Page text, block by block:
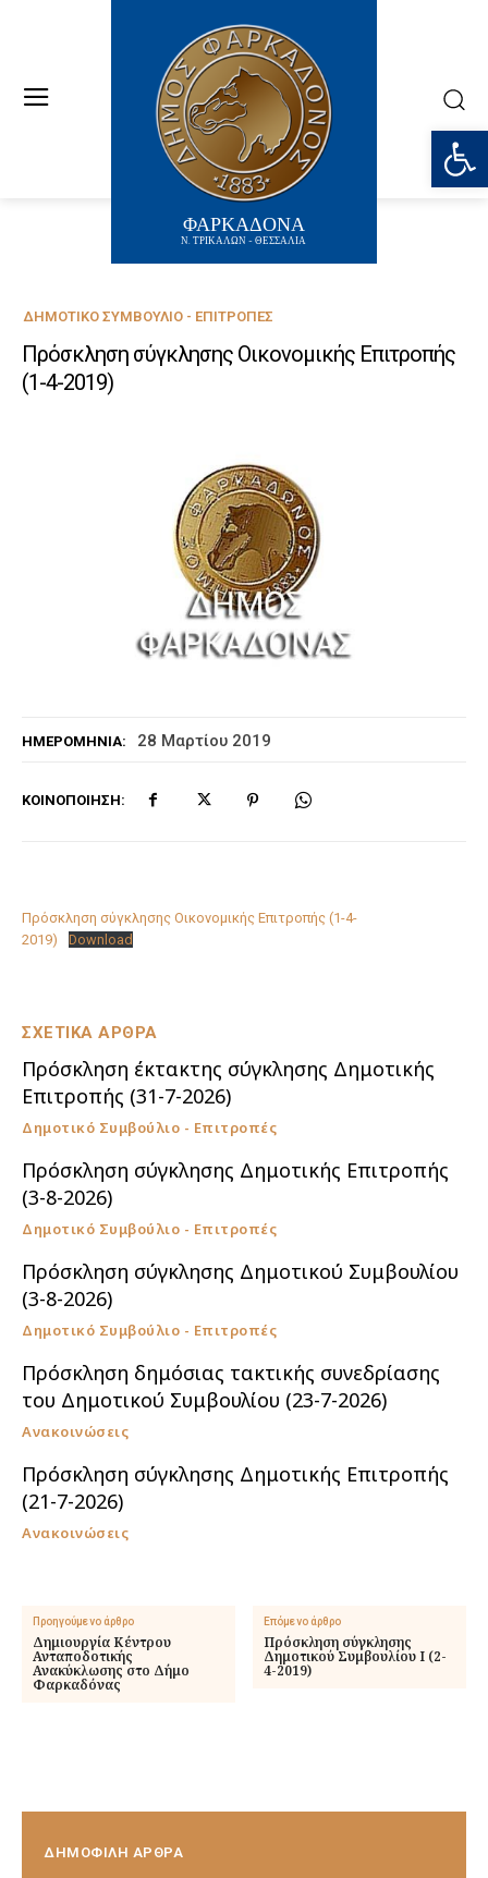
ΦΑΡΚΑΔΟΝΑ
Ν. ΤΡΙΚΑΛΩΝ - ΘΕΣΣΑΛΙΑ
ΗΜΕΡΟΜΗΝΊΑ: 28 Μαρτίου 2019
ΚΟΙΝΟΠΟΊΗΣΗ:
ΔΗΜΟΤΙΚΌ ΣΥΜΒΟΎΛΙΟ - ΕΠΙΤΡΟΠΈΣ
Πρόσκληση σύγκλησης Οικονομικής Επιτροπής
(1-4-2019)
ΣΧΕΤΙΚΑ ΑΡΘΡΑ
Πρόσκληση έκτακτης σύγκλησης Δημοτικής
Επιτροπής (31-7-2026)
Δημοτικό Συμβούλιο - Επιτροπές
Πρόσκληση σύγκλησης Δημοτικής Επιτροπής
(3-8-2026)
Δημοτικό Συμβούλιο - Επιτροπές
Πρόσκληση σύγκλησης Δημοτικού Συμβουλίου
(3-8-2026)
Δημοτικό Συμβούλιο - Επιτροπές
Πρόσκληση δημόσιας τακτικής συνεδρίασης
του Δημοτικού Συμβουλίου (23-7-2026)
Ανακοινώσεις
Πρόσκληση σύγκλησης Δημοτικής Επιτροπής
(21-7-2026)
Ανακοινώσεις
Πρόσκληση σύγκλησης Οικονομικής Επιτροπής (1-4-
2019)
Download
Προηγούμενο άρθρο
Δημιουργία Κέντρου
Ανταποδοτικής
Ανακύκλωσης στο Δήμο
Φαρκαδόνας
Επόμενο άρθρο
Πρόσκληση σύγκλησης
Δημοτικού Συμβουλίου Ι (2-
4-2019)
ΔΗΜΟΦΙΛΗ ΑΡΘΡΑ